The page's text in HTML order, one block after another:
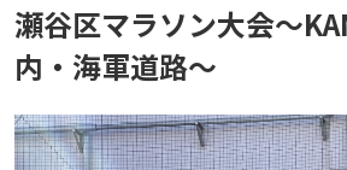
瀬谷区マラソン大会～
内・海軍道路～